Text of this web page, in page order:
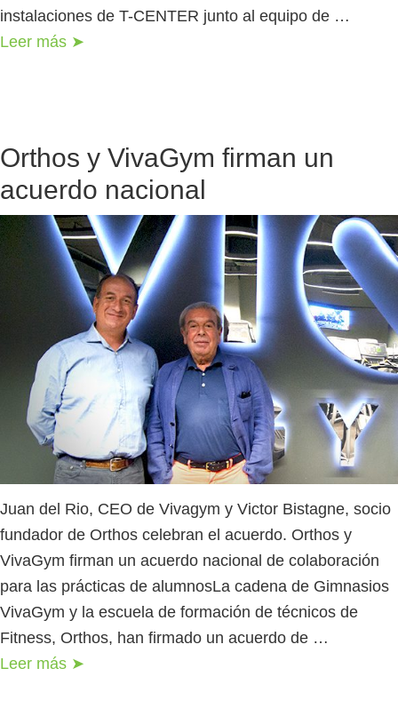
instalaciones de T-CENTER junto al equipo de …
Leer más ➤
Orthos y VivaGym firman un
acuerdo nacional
Juan del Rio, CEO de Vivagym y Victor Bistagne, socio
fundador de Orthos celebran el acuerdo. Orthos y
VivaGym firman un acuerdo nacional de colaboración
para las prácticas de alumnosLa cadena de Gimnasios
VivaGym y la escuela de formación de técnicos de
Fitness, Orthos, han firmado un acuerdo de …
Leer más ➤